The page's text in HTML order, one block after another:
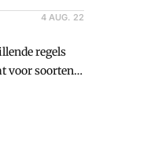
4 AUG. 22
regels
voor soorten